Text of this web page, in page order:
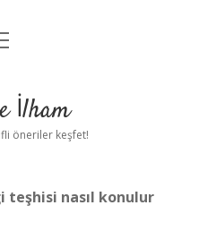
İlham
öneriler keşfet!
teşhisi nasıl konulur